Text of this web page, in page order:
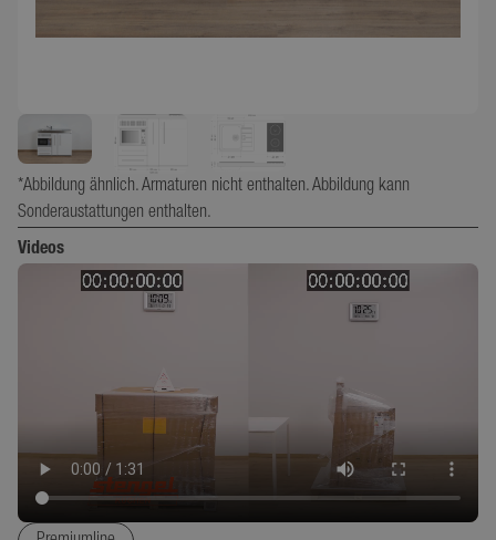
*Abbildung ähnlich. Armaturen nicht enthalten. Abbildung kann
Sonderaustattungen enthalten.
Videos